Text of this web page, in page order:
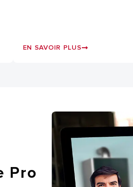
EN SAVOIR PLUS
Pro